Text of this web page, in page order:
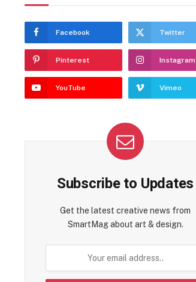
Facebook Twitter
Pinterest Instagram
YouTube Vimeo
Subscribe to Updates
Get the latest creative news from
SmartMag about art & design.